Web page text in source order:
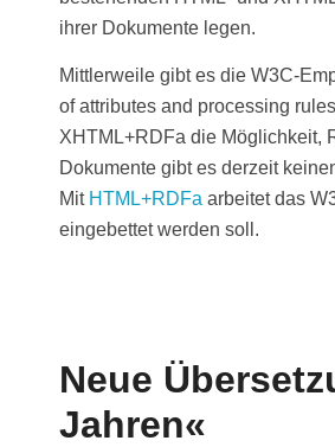
ihrer Dokumente legen.
Mittlerweile gibt es die W3C-
of attributes and processing
XHTML+RDFa die Möglichkeit,
Dokumente gibt es derzeit
Mit HTML+RDFa arbeitet das
eingebettet werden soll.
Neue
Jahren«